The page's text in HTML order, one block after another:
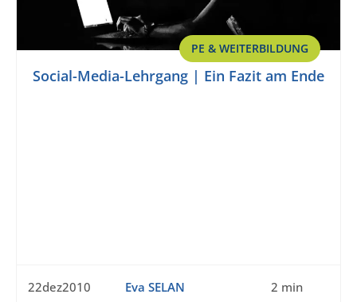
PE & WEITERBILDUNG
Social-Media-Lehrgang | Ein Fazit am Ende
22dez2010 Eva SELAN 2 min